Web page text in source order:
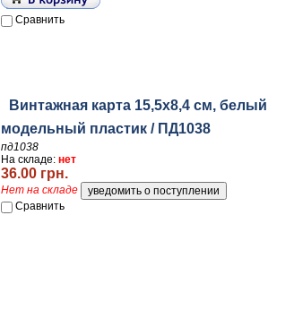
Сравнить
Винтажная карта 15,5х8,4 см, белый
модельный пластик / ПД1038
пд1038
На складе: нет
36.00 грн.
Нет на складе
Сравнить